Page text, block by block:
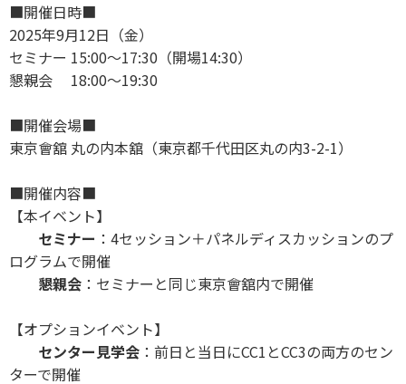
■開催日時■
2025年9月12日（金）
セミナー 15:00～17:30（開場14:30）
懇親会 18:00～19:30
■開催会場■
東京會舘 丸の内本舘（東京都千代⽥区丸の内3-2-1）
■開催内容■
【本イベント】
セミナー ：4セッション＋パネルディスカッションのプ
ログラムで開催
懇親会 ：セミナーと同じ東京會舘内で開催
【オプションイベント】
センター見学会 ：前日と当日にCC1とCC3の両方のセン
ターで開催